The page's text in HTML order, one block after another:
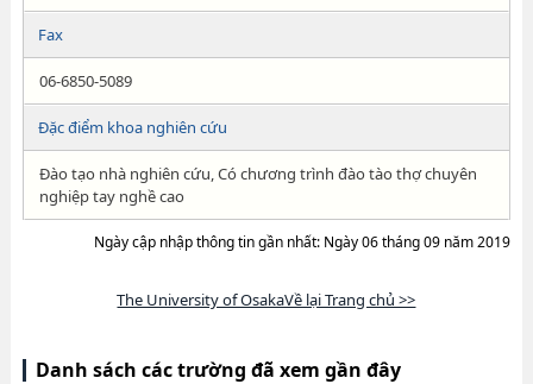
Fax
06-6850-5089
Đặc điểm khoa nghiên cứu
Đào tạo nhà nghiên cứu, Có chương trình đào tào thợ chuyên
nghiệp tay nghề cao
Ngày cập nhập thông tin gần nhất: Ngày 06 tháng 09 năm 2019
The University of OsakaVề lại Trang chủ >>
Danh sách các trường đã xem gần đây